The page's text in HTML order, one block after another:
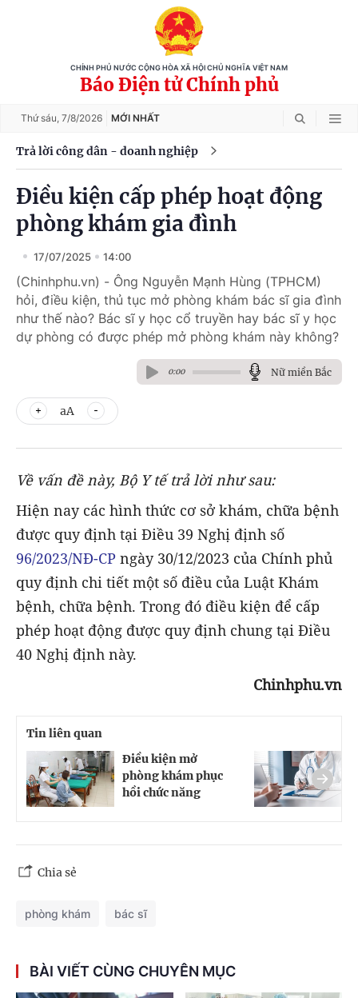
CHÍNH PHỦ NƯỚC CỘNG HÒA XÃ HỘI CHỦ NGHĨA VIỆT NAM
Báo Điện tử Chính phủ
Thứ sáu, 7/8/2026 MỚI NHẤT
Trả lời công dân - doanh nghiệp
Điều kiện cấp phép hoạt động
phòng khám gia đình
17/07/2025 14:00
(Chinhphu.vn) - Ông Nguyễn Mạnh Hùng (TPHCM)
hỏi, điều kiện, thủ tục mở phòng khám bác sĩ gia đình
như thế nào? Bác sĩ y học cổ truyền hay bác sĩ y học
dự phòng có được phép mở phòng khám này không?
0:00 Nữ miền Bắc
aA
Về vấn đề này, Bộ Y tế trả lời như sau:
Hiện nay các hình thức cơ sở khám, chữa bệnh
được quy định tại Điều 39 Nghị định số
96/2023/NĐ-CP ngày 30/12/2023 của Chính phủ
quy định chi tiết một số điều của Luật Khám
bệnh, chữa bệnh. Trong đó điều kiện để cấp
phép hoạt động được quy định chung tại Điều
40 Nghị định này.
Chinhphu.vn
Tin liên quan
Điều kiện mở
phòng khám phục
hồi chức năng
Chia sẻ
phòng khám bác sĩ
BÀI VIẾT CÙNG CHUYÊN MỤC